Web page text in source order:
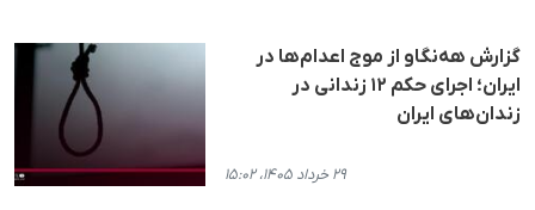
گزارش هه‌نگاو از موج اعدام‌ها در
ایران؛ اجرای حکم ۱۲ زندانی در
زندان‌های ایران
۲۹ خرداد ۱۴۰۵، ۱۵:۰۲